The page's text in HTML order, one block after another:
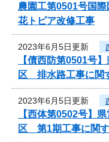
農園工第0501号国
花トピア改修工事
2023年6月5日更新
【債西防第0501号
区 排水路工事に関
2023年6月5日更新
【西体第0502号】
区 第1期工事に関